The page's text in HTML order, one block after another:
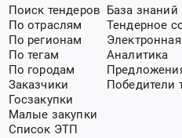
Поиск тендеров
По отраслям
По регионам
По тегам
По городам
Заказчики
Госзакупки
Малые закупки
Список ЭТП
База знаний
Тендерное
Аналитика
Победители